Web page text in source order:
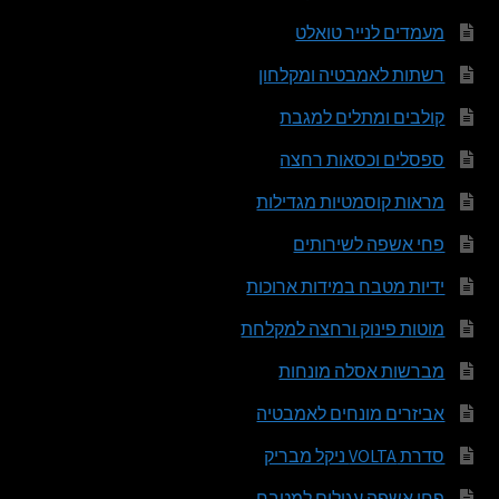
מעמדים לנייר טואלט
רשתות לאמבטיה ומקלחון
קולבים ומתלים למגבת
ספסלים וכסאות רחצה
מראות קוסמטיות מגדילות
פחי אשפה לשירותים
ידיות מטבח במידות ארוכות
מוטות פינוק ורחצה למקלחת
מברשות אסלה מונחות
אביזרים מונחים לאמבטיה
סדרת VOLTA ניקל מבריק